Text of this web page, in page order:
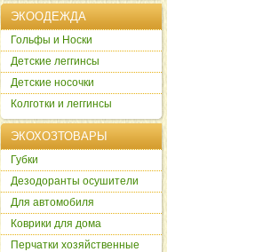
ЭКООДЕЖДА
Гольфы и Носки
Детские леггинсы
Детские носочки
Колготки и леггинсы
ЭКОХОЗТОВАРЫ
Губки
Дезодоранты осушители
Для автомобиля
Коврики для дома
Перчатки хозяйственные